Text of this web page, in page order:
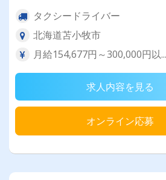
タクシードライバー
北海道苫小牧市
月給154,677円～300,000円以...
求人内容を見る
オンライン応募